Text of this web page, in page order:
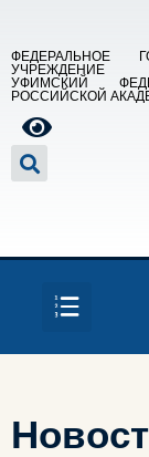
ФЕДЕРАЛЬНОЕ
УЧРЕЖДЕНИЕ
УФИМСКИЙ
РОССИЙСКОЙ